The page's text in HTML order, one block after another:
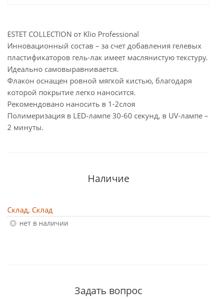
ESTET COLLECTION от Klio Professional
Инновационный состав – за счет добавления гелевых
пластификаторов гель-лак имеет маслянистую текстуру.
Идеально самовыравнивается.
Флакон оснащен ровной мягкой кистью, благодаря
которой покрытие легко наносится.
Рекомендовано наносить в 1-2слоя
Полимеризация в LED-лампе 30-60 секунд, в UV-лампе –
2 минуты.
Наличие
Склад, Склад
Нет в наличии
Задать вопрос